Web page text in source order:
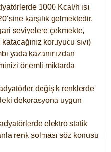
1000 Kcal/h ısı
karşılık gelmektedir.
seviyelere çekmekte,
koruyucu sıvı)
yada kazanınızdan
önemli miktarda
değişik renklerde
dekorasyona uygun
elektro statik
renk solması söz konusu